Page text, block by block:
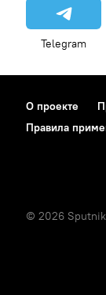
Telegram
О проекте
Правила
© 2026